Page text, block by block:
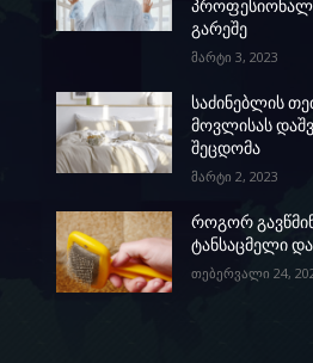
გარეშე
მარტი 3, 2023
საძინებლის
მოვლისას
შეცდომა
მარტი 2, 2023
როგორ
ტანსაცმელი და
თებერვალი 24,